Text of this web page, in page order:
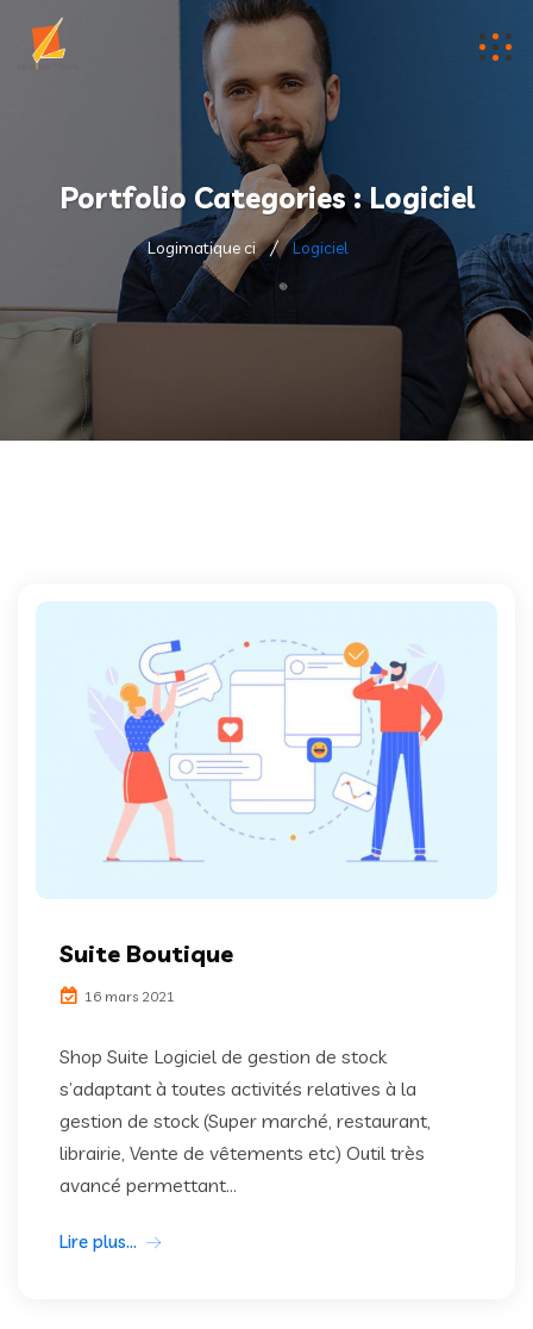
Portfolio Categories :Logiciel
Logimatique ci Logiciel
Suite Boutique
16 mars 2021
Shop Suite Logiciel de gestion de stock
s’adaptant à toutes activités relatives à la
gestion de stock (Super marché, restaurant,
librairie, Vente de vêtements etc) Outil très
avancé permettant...
Lire plus...